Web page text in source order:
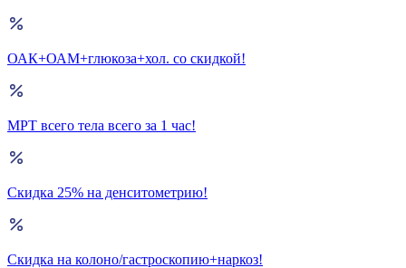
ОАК+ОАМ+глюкоза+хол. со скидкой!
МРТ всего тела всего за 1 час!
Скидка 25% на денситометрию!
Скидка на колоно/гастроскопию+наркоз!